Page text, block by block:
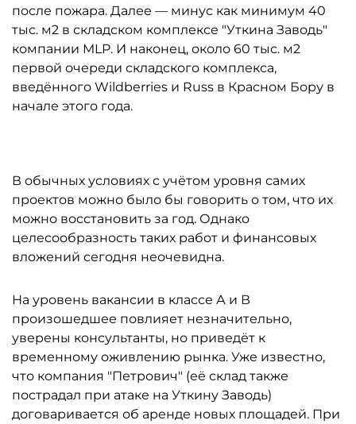
после пожара. Далее — минус как минимум 40
тыс. м2 в складском комплексе "Уткина Заводь"
компании MLP. И наконец, около 60 тыс. м2
первой очереди складского комплекса,
введённого Wildberries и Russ в Красном Бору в
начале этого года.
В обычных условиях с учётом уровня самих
проектов можно было бы говорить о том, что их
можно восстановить за год. Однако
целесообразность таких работ и финансовых
вложений сегодня неочевидна.
На уровень вакансии в классе А и В
произошедшее повлияет незначительно,
уверены консультанты, но приведёт к
временному оживлению рынка. Уже известно,
что компания "Петрович" (её склад также
пострадал при атаке на Уткину Заводь)
договаривается об аренде новых площадей. При